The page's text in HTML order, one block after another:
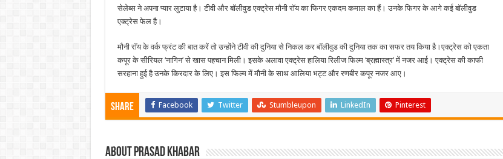
सेलेब्स ने अपना प्यार लुटाया है। टीवी और बॉलीवुड एक्ट्रेस मौनी रॉय का फिगर एकदम कमाल का हैं। उनके फिगर के आगे कई बॉलीवुड
एक्ट्रेस फेल है।
मौनी रॉय के वर्क फ्रंट की बात करें तो उन्होंने टीवी की दुनिया से निकल कर बॉलीवुड की दुनिया तक का सफर तय किया है।एक्ट्रेस को एकता
कपूर के सीरियल ‘नागिन’ से खास पहचान मिली। इसके अलावा एक्ट्रेस हालिया रिलीज फिल्म ‘ब्रह्मास्त्र’ में नजर आई। एक्ट्रेस की काफी
सरहाना हुई है उनके किरदार के लिए। इस फिल्म में मौनी के साथ आलिया भट्ट और रणबीर कपूर नजर आए।
Share Facebook Twitter Stumbleupon LinkedIn Pinterest
About Prasad Khabar